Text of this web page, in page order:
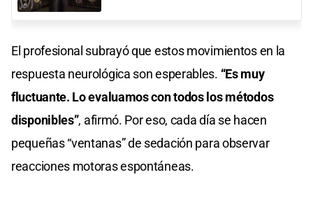
El profesional subrayó que estos movimientos en la
respuesta neurológica son esperables. “Es muy
fluctuante. Lo evaluamos con todos los métodos
disponibles”, afirmó. Por eso, cada día se hacen
pequeñas “ventanas” de sedación para observar
reacciones motoras espontáneas.